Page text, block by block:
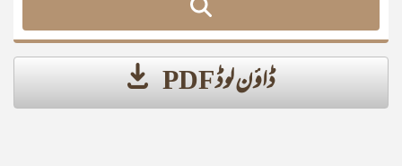
ڈاؤن لوڈ PDF